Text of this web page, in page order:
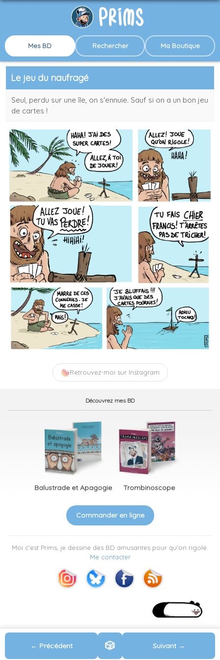
Mes BD Rechercher Ma Boutique
Le jeu du naufragé
Seul, perdu sur une île, on s'ennuie. Sauf si on a un bon jeu
de cartes !
Retrouvez-moi sur Instagram
← Précédent 🎲 Suivant →
Découvrez mes BD
Balustrade et Apagogie Trombinoscope
Commander en ligne
Moi c'est Prims, je dessine des BD amusantes pour qu'on rigole.
Me contacter